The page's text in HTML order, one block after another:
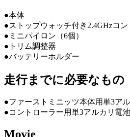
●本体
●ストップウォッチ付き2.4GHzコ
●ミニパイロン（6個）
●トリム調整器
●バッテリーホルダー
走行までに必要なもの
●ファーストミニッツ本体用単3ア
●コントローラー用単3アルカリ電
Movie